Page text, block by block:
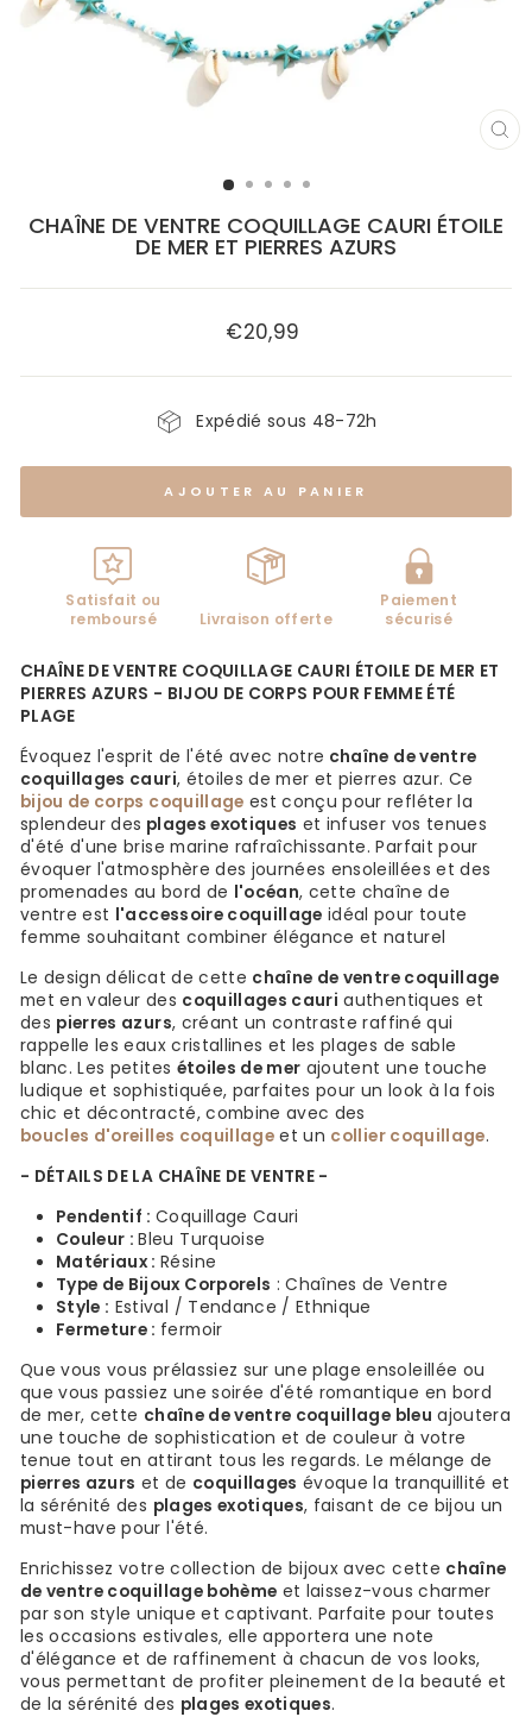
CHAÎNE DE VENTRE COQUILLAGE CAURI ÉTOILE
DE MER ET PIERRES AZURS
Prix
€20,99
Expédié sous 48-72h
AJOUTER AU PANIER
Satisfait ou
remboursé
Livraison offerte
Paiement
sécurisé
CHAÎNE DE VENTRE COQUILLAGE CAURI ÉTOILE DE MER ET
PIERRES AZURS - BIJOU DE CORPS POUR FEMME ÉTÉ
PLAGE
Évoquez l'esprit de l'été avec notre chaîne de ventre
coquillages cauri, étoiles de mer et pierres azur. Ce
bijou de corps coquillage est conçu pour refléter la
splendeur des plages exotiques et infuser vos tenues
d'été d'une brise marine rafraîchissante. Parfait pour
évoquer l'atmosphère des journées ensoleillées et des
promenades au bord de l'océan, cette chaîne de
ventre est l'accessoire coquillage idéal pour toute
femme souhaitant combiner élégance et naturel
Le design délicat de cette chaîne de ventre coquillage
met en valeur des coquillages cauri authentiques et
des pierres azurs, créant un contraste raffiné qui
rappelle les eaux cristallines et les plages de sable
blanc. Les petites étoiles de mer ajoutent une touche
ludique et sophistiquée, parfaites pour un look à la fois
chic et décontracté, combine avec des
boucles d'oreilles coquillage et un collier coquillage.
- DÉTAILS DE LA CHAÎNE DE VENTRE -
Pendentif :Coquillage Cauri
Couleur :Bleu Turquoise
Matériaux :Résine
Type de Bijoux Corporels : Chaînes de Ventre
Style : Estival / Tendance / Ethnique
Fermeture : fermoir
Que vous vous prélassiez sur une plage ensoleillée ou
que vous passiez une soirée d'été romantique en bord
de mer, cette chaîne de ventre coquillage bleu ajoutera
une touche de sophistication et de couleur à votre
tenue tout en attirant tous les regards. Le mélange de
pierres azurs et de coquillages évoque la tranquillité et
la sérénité des plages exotiques, faisant de ce bijou un
must-have pour l'été.
Enrichissez votre collection de bijoux avec cette chaîne
de ventre coquillage bohème et laissez-vous charmer
par son style unique et captivant. Parfaite pour toutes
les occasions estivales, elle apportera une note
d'élégance et de raffinement à chacun de vos looks,
vous permettant de profiter pleinement de la beauté et
de la sérénité des plages exotiques.